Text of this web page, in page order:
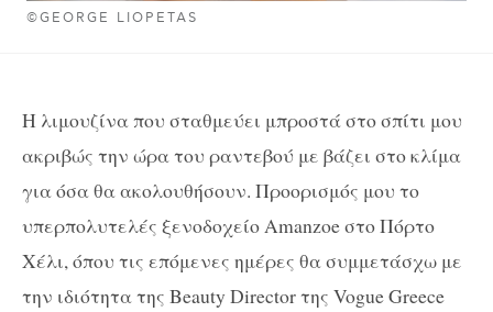
©GEORGE LIOPETAS
Η λιμουζίνα που σταθμεύει μπροστά στο σπίτι μου
ακριβώς την ώρα του ραντεβού με βάζει στο κλίμα
για όσα θα ακολουθήσουν. Προορισμός μου το
υπερπολυτελές ξενοδοχείο Amanzoe στο Πόρτο
Χέλι, όπου τις επόμενες ημέρες θα συμμετάσχω με
την ιδιότητα της Beauty Director της Vogue Greece